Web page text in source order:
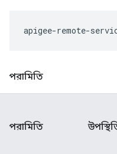
পরামিতি
পরামিতি